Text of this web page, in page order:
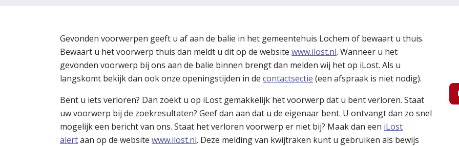
Gevonden voorwerpen geeft u af aan de balie in het gemeentehuis Lochem of bewaart u thuis.
Bewaart u het voorwerp thuis dan meldt u dit op de website www.ilost.nl. Wanneer u het
gevonden voorwerp bij ons aan de balie binnen brengt dan melden wij het op iLost. Als u
langskomt bekijk dan ook onze openingstijden in de contactsectie (een afspraak is niet nodig).
Bent u iets verloren? Dan zoekt u op iLost gemakkelijk het voorwerp dat u bent verloren. Staat
uw voorwerp bij de zoekresultaten? Geef dan aan dat u de eigenaar bent. U ontvangt dan zo snel
mogelijk een bericht van ons. Staat het verloren voorwerp er niet bij? Maak dan een iLost
alertaan op de website www.ilost.nl. Deze melding van kwijtraken kunt u gebruiken als bewijs